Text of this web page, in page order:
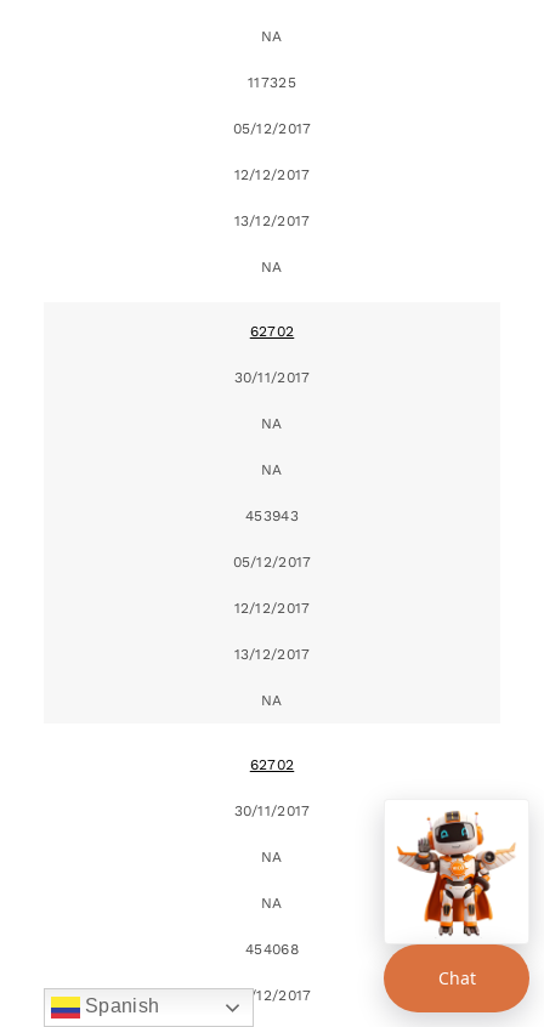
NA
117325
05/12/2017
12/12/2017
13/12/2017
NA
62702
30/11/2017
NA
NA
453943
05/12/2017
12/12/2017
13/12/2017
NA
62702
30/11/2017
NA
NA
454068
05/12/2017
Spanish
Chat